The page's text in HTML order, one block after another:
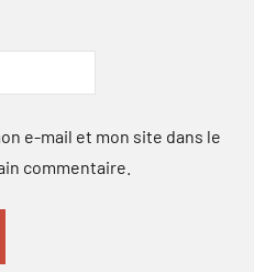
e-mail et mon site dans le
commentaire.